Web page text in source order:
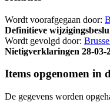
Wordt voorafgegaan door:
Definitieve
Wordt gevolgd door:
Nietigverklaringen 28-03-
Items opgenomen in
De gegevens worden